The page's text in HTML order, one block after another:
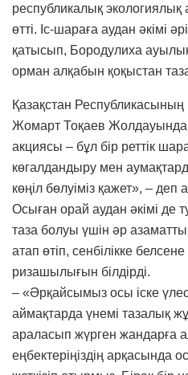
республикалық экологиялық
өтті. Іс-шараға аудан әкімі
қатысып, Бородулиха
орман алқабын қоқыстан
Қазақстан
Жомарт Тоқаев Жолдауында:
акциясы – бұл бір реттік
көгалдандыру мен
көңіл бөлуіміз қажет», – деп
Осыған орай аудан әкімі де
таза болуы үшін әр
атап өтіп, сенбілікке
ризашылығын білдірді.
– «Әрқайсымыз осы іске
аймақтарда үнемі тазалық
араласып жүрген жандарға
еңбектеріңіздің арқасында